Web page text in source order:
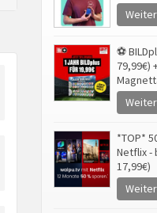
⚽
79,99€)
*TOP*
Netflix -
17,99€)